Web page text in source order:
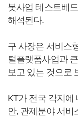
봇사업 테스트베
해석된다.
구 사장은 서비스
털플랫폼사업과
보고 있는 것으로
KT가 전국 각지에
안, 관제분야 서비